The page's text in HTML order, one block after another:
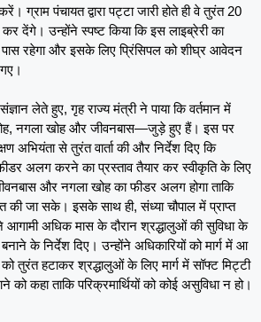
ग्राम पंचायत द्वारा पट्टा जारी होते ही वे तुरंत 20
देंगे। उन्होंने स्पष्ट किया कि इस लाइब्रेरी का
रहेगा और इसके लिए प्रिंसिपल को शीघ्र आवेदन
लेते हुए, गृह राज्य मंत्री ने पाया कि वर्तमान में
नगला खोह और जीवनबास—जुड़े हुए हैं। इस पर
अभियंता से तुरंत वार्ता की और निर्देश दिए कि
अलग करने का प्रस्ताव तैयार कर स्वीकृति के लिए
और नगला खोह का फीडर अलग होगा ताकि
की जा सके। इसके साथ ही, संध्या चौपाल में प्राप्त
आगामी अधिक मास के दौरान श्रद्धालुओं की सुविधा के
के निर्देश दिए। उन्होंने अधिकारियों को मार्ग में आ
तुरंत हटाकर श्रद्धालुओं के लिए मार्ग में सॉफ्ट मिट्टी
कहा ताकि परिक्रमार्थियों को कोई असुविधा न हो।